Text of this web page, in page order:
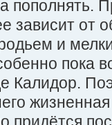
пополнять.
зависит от
и
пока
Калидор.